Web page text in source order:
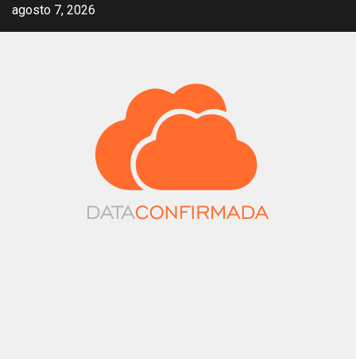
Saltar
agosto 7, 2026